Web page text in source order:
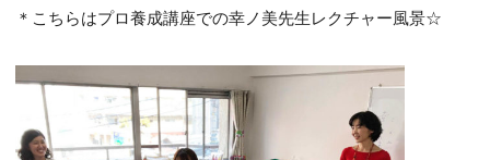
＊こちらはプロ養成講座での幸ノ美先生レクチャー風景☆